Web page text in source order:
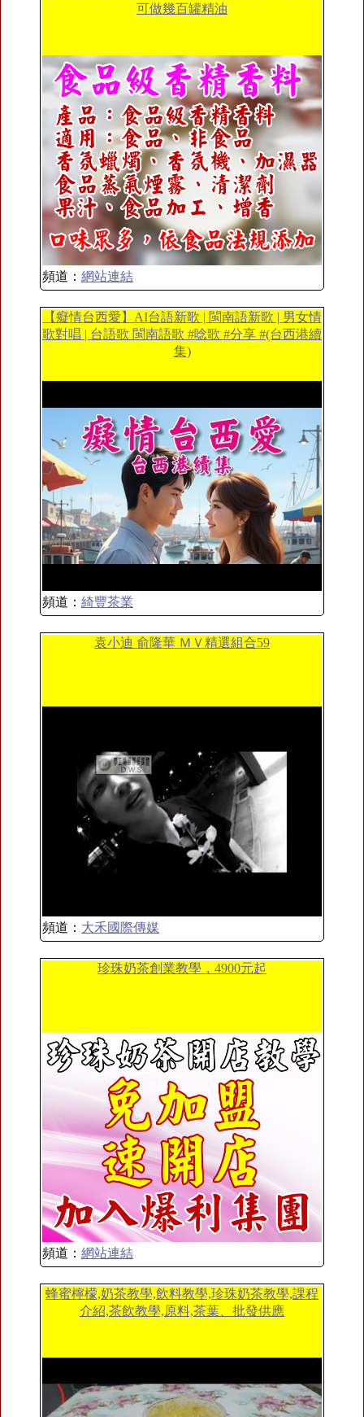
可做幾百罐精油
頻道： 網站連結
【癡情台西愛】AI台語新歌 | 閩南語新歌 | 男女情
歌對唱 | 台語歌 閩南語歌 #唸歌 #分享 #(台西港續
集)
頻道： 綺豐茶業
袁小迪 俞隆華 ＭＶ精選組合59
頻道： 大禾國際傳媒
珍珠奶茶創業教學，4900元起
頻道： 網站連結
蜂蜜檸檬,奶茶教學,飲料教學,珍珠奶茶教學,課程
介紹,茶飲教學,原料,茶葉、批發供應